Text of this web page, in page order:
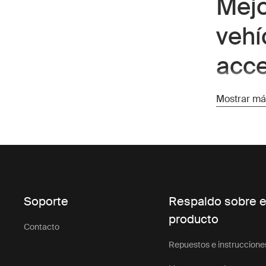
los
Los
en
Mostrar
Soporte
Contacto
Respaldo sobre
producto
Repuestos e